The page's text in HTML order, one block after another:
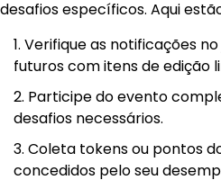
desafios específicos. Aqui
Verifique as notificações
futuros com itens de edição
Participe do evento
desafios necessários.
Coleta tokens ou pontos
concedidos pelo seu